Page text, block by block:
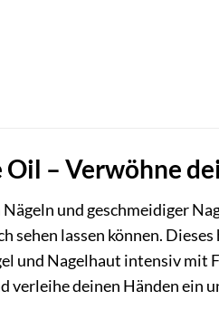
Oil – Verwöhne
und geschmeidiger
sehen lassen können.
und Nagelhaut intensiv mit
deinen Händen ein